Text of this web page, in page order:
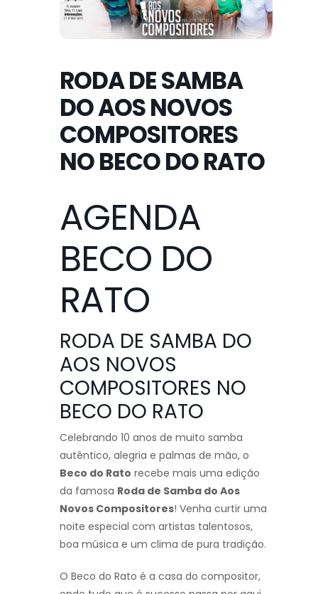
RODA DE SAMBA
DO AOS NOVOS
COMPOSITORES
NO BECO DO RATO
AGENDA
BECO DO
RATO
RODA DE SAMBA DO
AOS NOVOS
COMPOSITORES NO
BECO DO RATO
Celebrando 10 anos de muito samba
autêntico, alegria e palmas de mão, o
Beco do Rato recebe mais uma edição
da famosa Roda de Samba do Aos
Novos Compositores! Venha curtir uma
noite especial com artistas talentosos,
boa música e um clima de pura tradição.
O Beco do Rato é a casa do compositor,